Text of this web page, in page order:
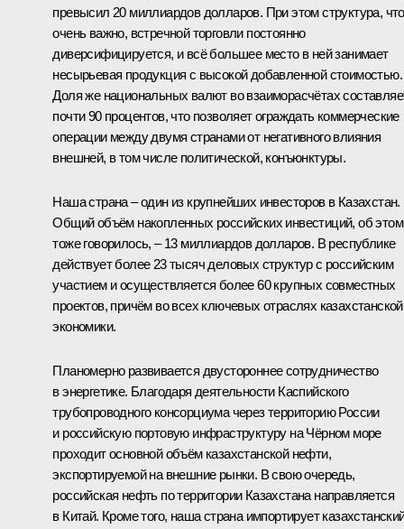
превысил 20 миллиардов долларов. При этом структура, что
очень важно, встречной торговли постоянно
диверсифицируется, и всё большее место в ней занимает
несырьевая продукция с высокой добавленной стоимостью.
Доля же национальных валют во взаиморасчётах
почти 90 процентов, что позволяет ограждать коммерческие
операции между двумя странами от негативного влияния
внешней, в том числе политической, конъюнктуры.
Наша страна – один из крупнейших инвесторов в Казахстан.
Общий объём накопленных российских инвестиций, об этом
тоже говорилось, – 13 миллиардов долларов. В республике
действует более 23 тысяч деловых структур с российским
участием и осуществляется более 60 крупных совместных
проектов, причём во всех ключевых отраслях казахстанской
экономики.
Планомерно развивается двустороннее сотрудничество
в энергетике. Благодаря деятельности Каспийского
трубопроводного консорциума через территорию России
и российскую портовую инфраструктуру на Чёрном море
проходит основной объём казахстанской нефти,
экспортируемой на внешние рынки. В свою очередь,
российская нефть по территории Казахстана направляется
в Китай. Кроме того, наша страна импортирует